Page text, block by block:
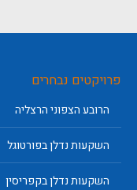
פרויקטים נבחרים
הרובע הצפוני הרצליה
השקעות נדלן בפורטוגל
השקעות נדלן בקפריסין